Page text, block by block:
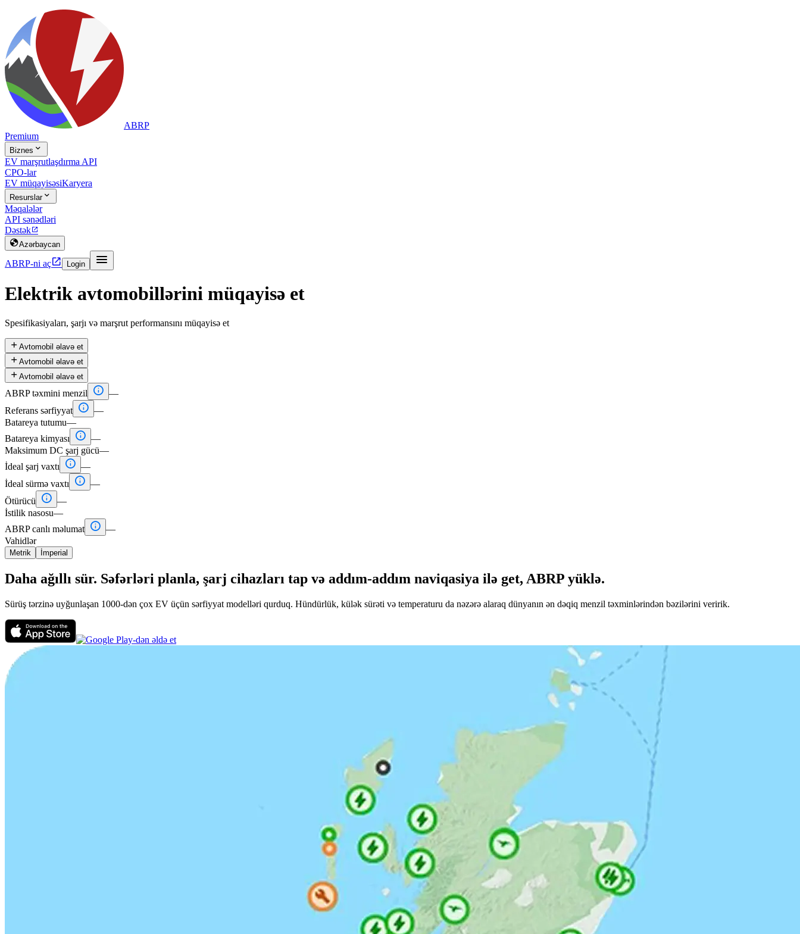
ABRP
Premium
Biznes 
EV marşrutlaşdırma API
CPO-lar
EV müqayisəsiKaryera
Resurslar
Məqalələr
API sənədləri
Dəstək
Azərbaycan
ABRP-ni aç Login 
Elektrik avtomobillərini müqayisə et
Spesifikasiyaları, şarjı və marşrut performansını müqayisə et
 Avtomobil əlavə et
 Avtomobil əlavə et
 Avtomobil əlavə et
ABRP təxmini menzil  —
Referans sərfiyyat  —
Batareya tutumu—
Batareya kimyası
 —
Maksimum DC şarj gücü—
İdeal şarj vaxtı
 —
İdeal sürmə vaxtı
 —
Ötürücü
 —
İstilik nasosu—
ABRP canlı məlumat  —
Vahidlər
Metrik İmperial
Daha ağıllı sür. Səfərləri planla, şarj cihazları tap və addım-addım naviqasiya ilə get, ABRP yüklə.
Sürüş tərzinə uyğunlaşan 1000-dən çox EV üçün sərfiyyat modelləri qurduq. Hündürlük, külək sürəti və temperaturu da nəzərə alaraq dünyanın ən dəqiq menzil təxminlərindən bəzilərini veririk.